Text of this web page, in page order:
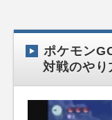
ポケモン
対戦のやり